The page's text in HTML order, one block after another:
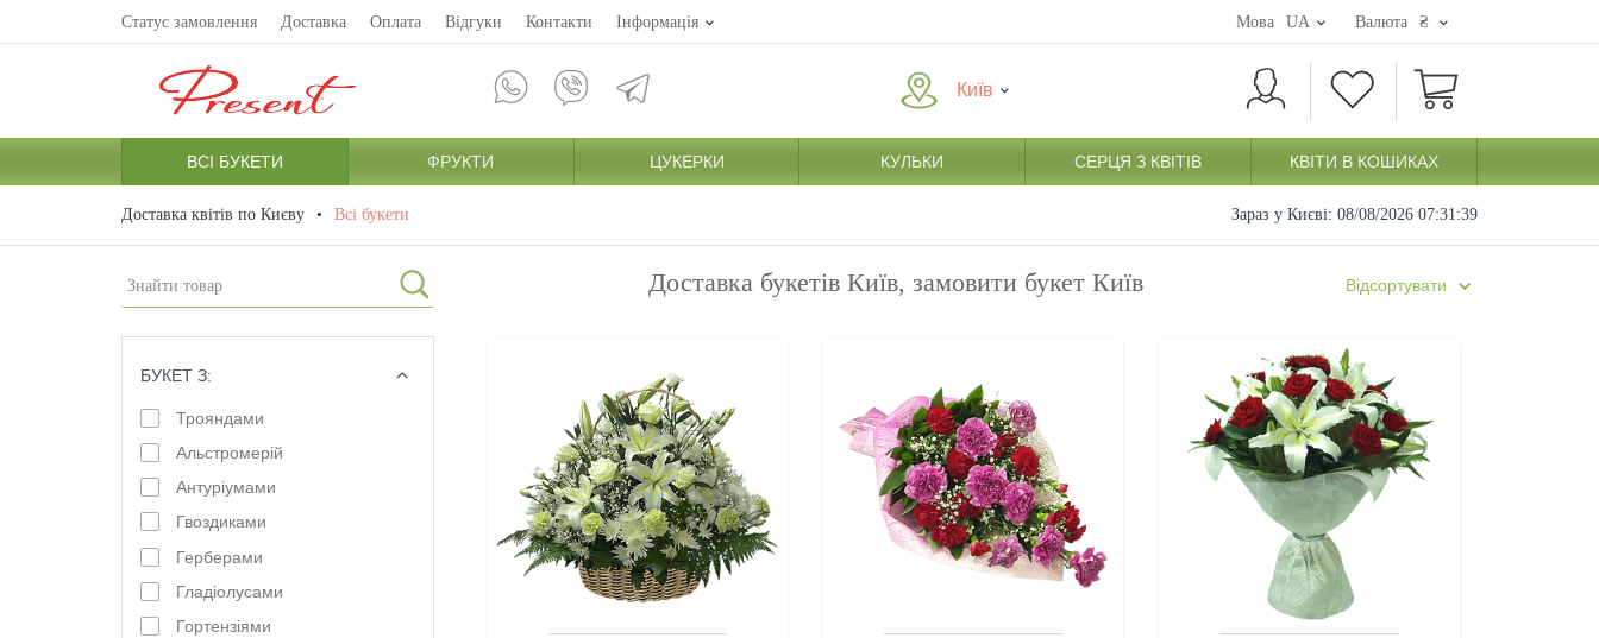
Статус замовлення Доставка Оплата Відгуки Контакти Інформація Мова UA Валюта ₴
Київ
ВСІ БУКЕТИ ФРУКТИ ЦУКЕРКИ КУЛЬКИ СЕРЦЯ З КВІТІВ КВІТИ В КОШИКАХ
Доставка квітів по Києву Всі букети Зараз у Києві: 08/08/2026 07:31:40
БУКЕТ З:
Трояндами
Альстромерій
Антуріумами
Гвоздиками
Герберами
Гладіолусами
Гортензіями
Доставка букетів Київ, замовити букет Київ Відсортувати